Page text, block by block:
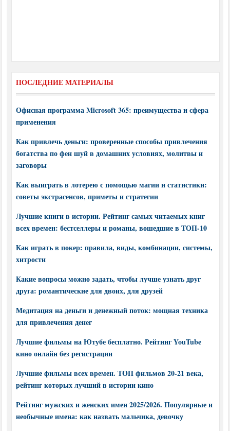
ПОСЛЕДНИЕ МАТЕРИАЛЫ
Офисная программа Microsoft 365: преимущества и сфера
применения
Как привлечь деньги: проверенные способы привлечения
богатства по фен шуй в домашних условиях, молитвы и
заговоры
Как выиграть в лотерею с помощью магии и статистики:
советы экстрасенсов, приметы и стратегии
Лучшие книги в истории. Рейтинг самых читаемых книг
всех времен: бестселлеры и романы, вошедшие в ТОП-10
Как играть в покер: правила, виды, комбинации, системы,
хитрости
Какие вопросы можно задать, чтобы лучше узнать друг
друга: романтические для двоих, для друзей
Медитация на деньги и денежный поток: мощная техника
для привлечения денег
Лучшие фильмы на Ютубе бесплатно. Рейтинг YouTube
кино онлайн без регистрации
Лучшие фильмы всех времен. ТОП фильмов 20-21 века,
рейтинг которых лучший в истории кино
Рейтинг мужских и женских имен 2025/2026. Популярные и
необычные имена: как назвать мальчика, девочку